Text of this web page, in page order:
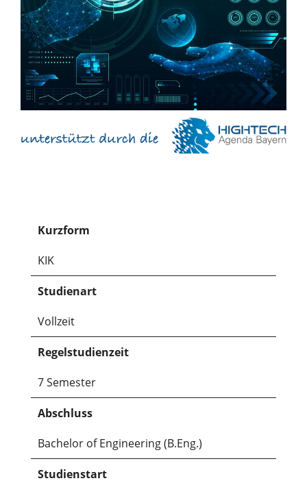
Kurzform
KIK
Studienart
Vollzeit
Regelstudienzeit
7 Semester
Abschluss
Bachelor of Engineering (B.Eng.)
Studienstart